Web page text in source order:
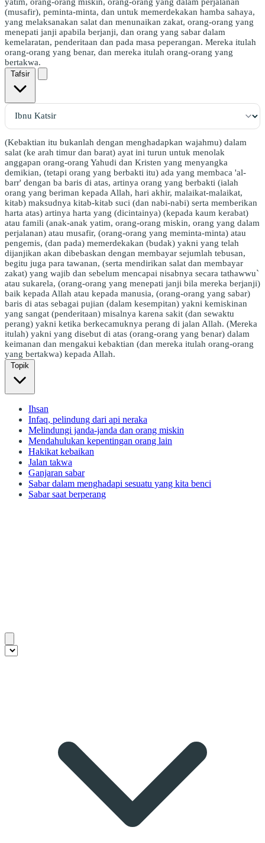
(musafir), peminta-minta, dan untuk memerdekakan hamba sahaya,
yang melaksanakan salat dan menunaikan zakat, orang-orang yang
menepati janji apabila berjanji, dan orang yang sabar dalam
kemelaratan, penderitaan dan pada masa peperangan. Mereka itulah
orang-orang yang benar, dan mereka itulah orang-orang yang
bertakwa.
Tafsir
(Kebaktian itu bukanlah dengan menghadapkan wajahmu) dalam
salat (ke arah timur dan barat) ayat ini turun untuk menolak
anggapan orang-orang Yahudi dan Kristen yang menyangka
demikian, (tetapi orang yang berbakti itu) ada yang membaca 'al-
barr' dengan ba baris di atas, artinya orang yang berbakti (ialah
orang yang beriman kepada Allah, hari akhir, malaikat-malaikat,
kitab) maksudnya kitab-kitab suci (dan nabi-nabi) serta memberikan
harta atas) artinya harta yang (dicintainya) (kepada kaum kerabat)
atau famili (anak-anak yatim, orang-orang miskin, orang yang dalam
perjalanan) atau musafir, (orang-orang yang meminta-minta) atau
pengemis, (dan pada) memerdekakan (budak) yakni yang telah
dijanjikan akan dibebaskan dengan membayar sejumlah tebusan,
begitu juga para tawanan, (serta mendirikan salat dan membayar
zakat) yang wajib dan sebelum mencapai nisabnya secara tathawwu`
atau sukarela, (orang-orang yang menepati janji bila mereka berjanji)
baik kepada Allah atau kepada manusia, (orang-orang yang sabar)
baris di atas sebagai pujian (dalam kesempitan) yakni kemiskinan
yang sangat (penderitaan) misalnya karena sakit (dan sewaktu
perang) yakni ketika berkecamuknya perang di jalan Allah. (Mereka
itulah) yakni yang disebut di atas (orang-orang yang benar) dalam
keimanan dan mengakui kebaktian (dan mereka itulah orang-orang
yang bertakwa) kepada Allah.
Topik
Ihsan
Infaq, pelindung dari api neraka
Melindungi janda-janda dan orang miskin
Mendahulukan kepentingan orang lain
Hakikat kebaikan
Jalan takwa
Ganjaran sabar
Sabar dalam menghadapi sesuatu yang kita benci
Sabar saat berperang